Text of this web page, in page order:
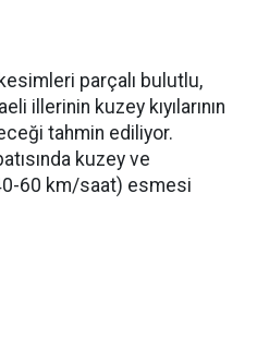
parçalı bulutlu,
illerinin kuzey kıyılarının
tahmin ediliyor.
kuzey ve
60 km/saat) esmesi